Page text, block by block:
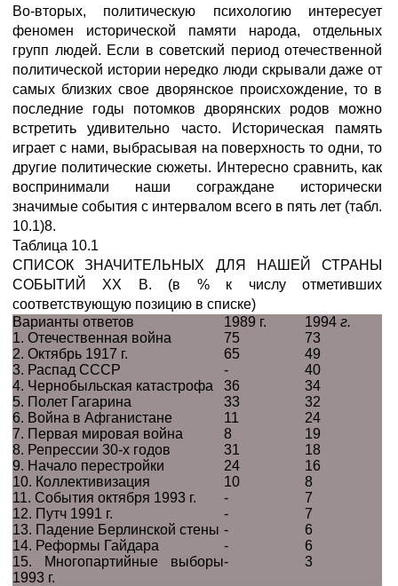
Во-вторых, политическую психологию интересует
феномен исторической памяти народа, отдельных
групп людей. Если в советский период отечественной
политической истории нередко люди скрывали даже от
самых близких свое дворянское происхождение, то в
последние годы потомков дворянских родов можно
встретить удивительно часто. Историческая память
играет с нами, выбрасывая на поверхность то одни, то
другие политические сюжеты. Интересно сравнить, как
воспринимали наши сограждане исторически
значимые события с интервалом всего в пять лет (табл.
10.1)8.
Таблица 10.1
СПИСОК ЗНАЧИТЕЛЬНЫХ ДЛЯ НАШЕЙ СТРАНЫ
СОБЫТИЙ XX В. (в % к числу отметивших
соответствующую позицию в списке)
Варианты ответов
1989 г. 1994 г.
1. Отечественная война
75
73
2. Октябрь 1917 г.
65
49
3. Распад СССР
-
40
4. Чернобыльская катастрофа
36
34
5. Полет Гагарина
33
32
6. Война в Афганистане
11
24
7. Первая мировая война
8
19
8. Репрессии 30-х годов
31
18
9. Начало перестройки
24
16
10. Коллективизация
10
8
11. События октября 1993 г.
-
7
12. Путч 1991 г.
-
7
13. Падение Берлинской стены -
6
14. Реформы Гайдара
-
6
15. Многопартийные выборы
1993 г.
- 3